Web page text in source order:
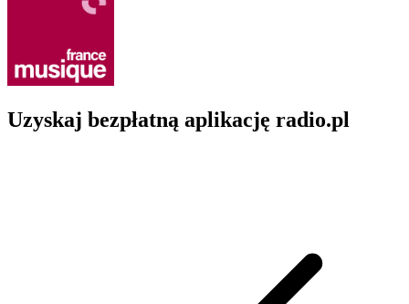
Uzyskaj bezpłatną aplikację radio.pl